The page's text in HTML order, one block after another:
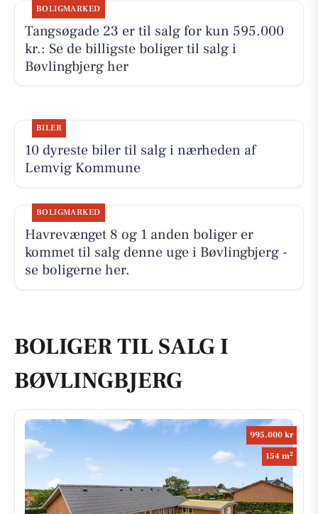
BOLIGMARKED
Tangsøgade 23 er til salg for kun 595.000
kr.: Se de billigste boliger til salg i
Bøvlingbjerg her
BILER
10 dyreste biler til salg i nærheden af
Lemvig Kommune
BOLIGMARKED
Havrevænget 8 og 1 anden boliger er
kommet til salg denne uge i Bøvlingbjerg -
se boligerne her.
BOLIGER TIL SALG I
BØVLINGBJERG
995.000 kr
154 m2